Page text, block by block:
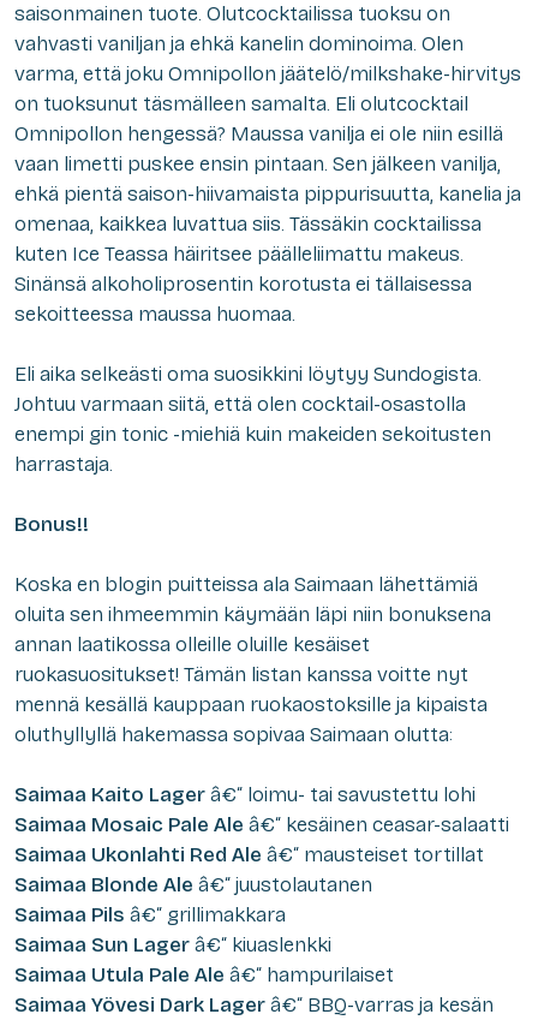
saisonmainen tuote. Olutcocktailissa tuoksu on
vahvasti vaniljan ja ehkä kanelin dominoima. Olen
varma, että joku Omnipollon jäätelö/milkshake-hirvitys
on tuoksunut täsmälleen samalta. Eli olutcocktail
Omnipollon hengessä? Maussa vanilja ei ole niin esillä
vaan limetti puskee ensin pintaan. Sen jälkeen vanilja,
ehkä pientä saison-hiivamaista pippurisuutta, kanelia ja
omenaa, kaikkea luvattua siis. Tässäkin cocktailissa
kuten Ice Teassa häiritsee päälleliimattu makeus.
Sinänsä alkoholiprosentin korotusta ei tällaisessa
sekoitteessa maussa huomaa.
Eli aika selkeästi oma suosikkini löytyy Sundogista.
Johtuu varmaan siitä, että olen cocktail-osastolla
enempi gin tonic -miehiä kuin makeiden sekoitusten
harrastaja.
Bonus!!
Koska en blogin puitteissa ala Saimaan lähettämiä
oluita sen ihmeemmin käymään läpi niin bonuksena
annan laatikossa olleille oluille kesäiset
ruokasuositukset! Tämän listan kanssa voitte nyt
mennä kesällä kauppaan ruokaostoksille ja kipaista
oluthyllyllä hakemassa sopivaa Saimaan olutta:
Saimaa Kaito Lagerâ€“ loimu- tai savustettu lohi
Saimaa Mosaic Pale Ale â€“ kesäinen ceasar-salaatti
Saimaa Ukonlahti Red Ale â€“ mausteiset tortillat
Saimaa Blonde Ale â€“ juustolautanen
Saimaa Pils â€“ grillimakkara
Saimaa Sun Lagerâ€“ kiuaslenkki
Saimaa Utula Pale Ale â€“ hampurilaiset
Saimaa Yövesi Dark Lagerâ€“ BBQ-varras ja kesän